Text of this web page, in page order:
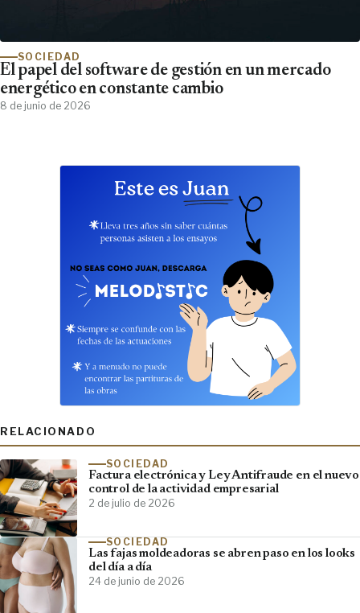
SOCIEDAD
El papel del software de gestión en un mercado
energético en constante cambio
8 de junio de 2026
RELACIONADO
SOCIEDAD
Factura electrónica y Ley Antifraude en el nuevo
control de la actividad empresarial
2 de julio de 2026
SOCIEDAD
Las fajas moldeadoras se abren paso en los looks
del día a día
24 de junio de 2026